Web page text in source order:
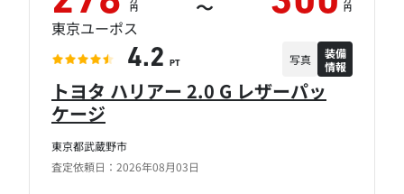
東京都武蔵野市
査定依頼日：2026年08月03日
トヨタ ハリアー 2.0 G レザーパッ
ケージ
円 ～ 円
東京ユーポス
4.2 PT 写真
装備
情報